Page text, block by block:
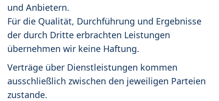
und Anbietern.
Für die Qualität, Durchführung und Ergebnisse
der durch Dritte erbrachten Leistungen
übernehmen wir keine Haftung.
Verträge über Dienstleistungen kommen
ausschließlich zwischen den jeweiligen Parteien
zustande.